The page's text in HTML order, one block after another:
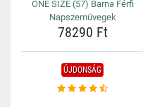
ONE SIZE (57) Barna Férfi
Napszemüvegek
78290 Ft
ÚJDONSÁG